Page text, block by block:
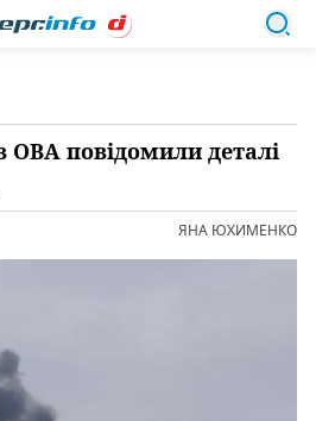
ОВА повідомили деталі
ЯНА ЮХИМЕНКО